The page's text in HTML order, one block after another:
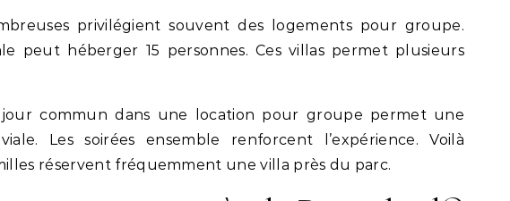
privilégient souvent des logements pour groupe.
peut héberger 15 personnes. Ces villas permet plusieurs
commun dans une location pour groupe permet une
Les soirées ensemble renforcent l’expérience. Voilà
réservent fréquemment une villa près du parc.